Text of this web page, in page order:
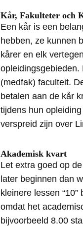
Kår, Fakulteter och
Een kår is een
hebben, ze kunnen
kårer en elk
opleidingsgebieden.
(medfak) faculteit.
betalen aan de kår
tijdens hun
verspreid zijn over
Akademisk kvart
Let extra goed op
later beginnen dan
kleinere lessen
omdat het
bijvoorbeeld 8.00